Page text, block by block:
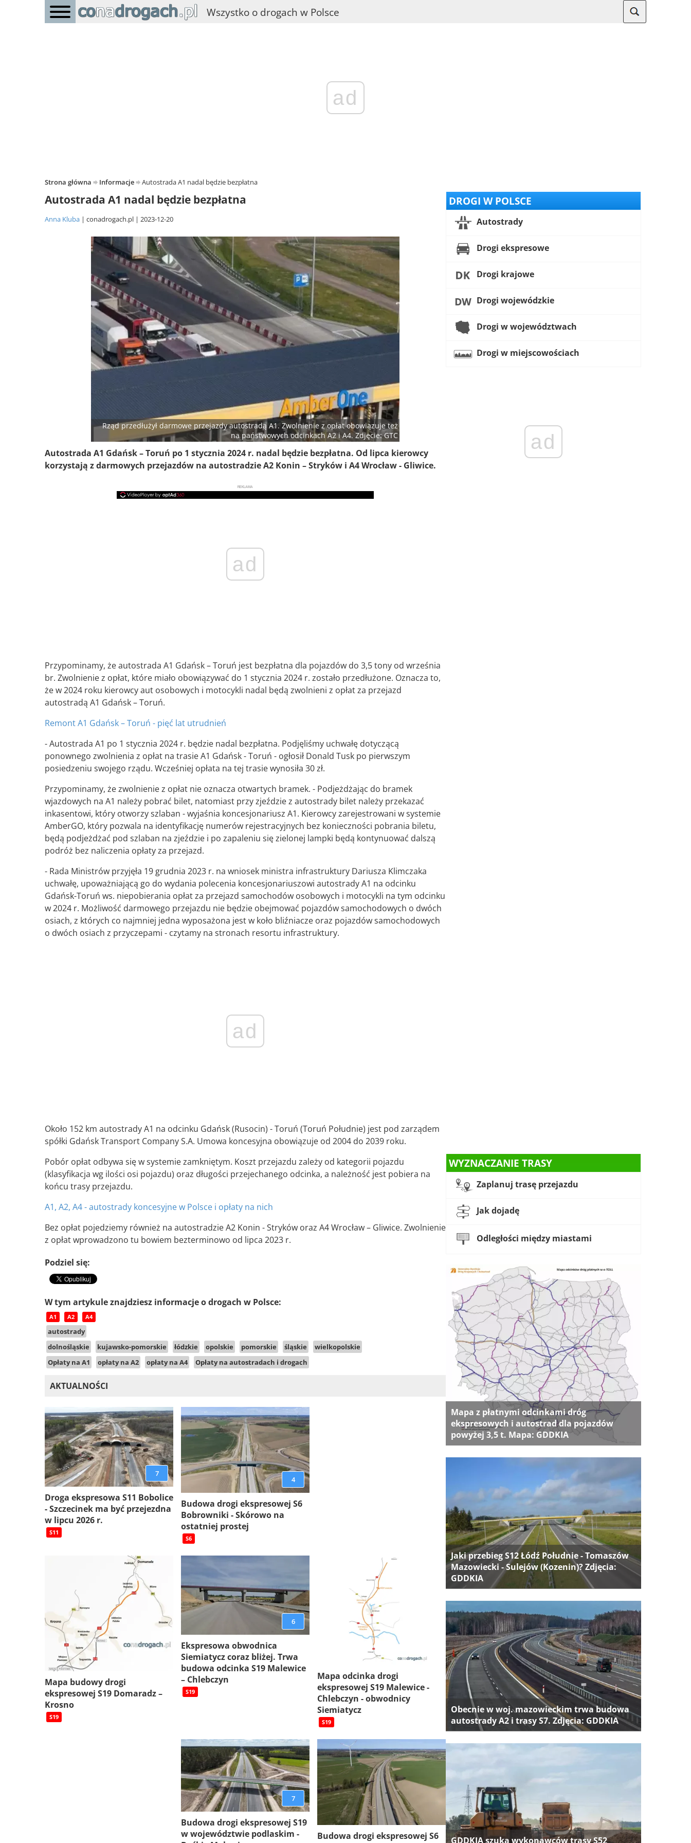
Wszystko o drogach w Polsce
ad
Strona główna Informacje Autostrada A1 nadal będzie bezpłatna
Autostrada A1 nadal będzie bezpłatna
Anna Kluba conadrogach.pl 2023-12-20
Rząd przedłużył darmowe przejazdy autostradą A1. Zwolnienie z opłat obowiązuje też
na państwowych odcinkach A2 i A4. Zdjęcie: GTC
Autostrada A1 Gdańsk – Toruń po 1 stycznia 2024 r. nadal będzie bezpłatna. Od lipca kierowcy
korzystają z darmowych przejazdów na autostradzie A2 Konin – Stryków i A4 Wrocław - Gliwice.
REKLAMA
ad
Przypominamy, że autostrada A1 Gdańsk – Toruń jest bezpłatna dla pojazdów do 3,5 tony od września
br. Zwolnienie z opłat, które miało obowiązywać do 1 stycznia 2024 r. zostało przedłużone. Oznacza to,
że w 2024 roku kierowcy aut osobowych i motocykli nadal będą zwolnieni z opłat za przejazd
autostradą A1 Gdańsk – Toruń.
Remont A1 Gdańsk – Toruń - pięć lat utrudnień
- Autostrada A1 po 1 stycznia 2024 r. będzie nadal bezpłatna. Podjęliśmy uchwałę dotyczącą
ponownego zwolnienia z opłat na trasie A1 Gdańsk - Toruń - ogłosił Donald Tusk po pierwszym
posiedzeniu swojego rządu. Wcześniej opłata na tej trasie wynosiła 30 zł.
Przypominamy, że zwolnienie z opłat nie oznacza otwartych bramek. - Podjeżdżając do bramek
wjazdowych na A1 należy pobrać bilet, natomiast przy zjeździe z autostrady bilet należy przekazać
inkasentowi, który otworzy szlaban - wyjaśnia koncesjonariusz A1. Kierowcy zarejestrowani w systemie
AmberGO, który pozwala na identyfikację numerów rejestracyjnych bez konieczności pobrania biletu,
będą podjeżdżać pod szlaban na zjeździe i po zapaleniu się zielonej lampki będą kontynuować dalszą
podróż bez naliczenia opłaty za przejazd.
- Rada Ministrów przyjęła 19 grudnia 2023 r. na wniosek ministra infrastruktury Dariusza Klimczaka
uchwałę, upoważniającą go do wydania polecenia koncesjonariuszowi autostrady A1 na odcinku
Gdańsk-Toruń ws. niepobierania opłat za przejazd samochodów osobowych i motocykli na tym odcinku
w 2024 r. Możliwość darmowego przejazdu nie będzie obejmować pojazdów samochodowych o dwóch
osiach, z których co najmniej jedna wyposażona jest w koło bliźniacze oraz pojazdów samochodowych
o dwóch osiach z przyczepami - czytamy na stronach resortu infrastruktury.
ad
Około 152 km autostrady A1 na odcinku Gdańsk (Rusocin) - Toruń (Toruń Południe) jest pod zarządem
spółki Gdańsk Transport Company S.A. Umowa koncesyjna obowiązuje od 2004 do 2039 roku.
Pobór opłat odbywa się w systemie zamkniętym. Koszt przejazdu zależy od kategorii pojazdu
(klasyfikacja wg ilości osi pojazdu) oraz długości przejechanego odcinka, a należność jest pobiera na
końcu trasy przejazdu.
A1, A2, A4 - autostrady koncesyjne w Polsce i opłaty na nich
Bez opłat pojedziemy również na autostradzie A2 Konin - Stryków oraz A4 Wrocław – Gliwice. Zwolnienie
z opłat wprowadzono tu bowiem bezterminowo od lipca 2023 r.
Podziel się:
W tym artykule znajdziesz informacje o drogach w Polsce:
A1 A2 A4
autostrady
dolnośląskie
kujawsko-pomorskie łódzkie opolskie pomorskie śląskie
wielkopolskie
Opłaty na A1
opłaty na A2 opłaty na A4 Opłaty na autostradach i drogach
AKTUALNOŚCI
7
Droga ekspresowa S11 Bobolice
- Szczecinek ma być przejezdna
w lipcu 2026 r.
S11
4
Budowa drogi ekspresowej S6
Bobrowniki - Skórowo na
ostatniej prostej
S6
Mapa budowy drogi
ekspresowej S19 Domaradz –
Krosno
S19
6
Ekspresowa obwodnica
Siemiatycz coraz bliżej. Trwa
budowa odcinka S19 Malewice
– Chlebczyn
S19
Mapa odcinka drogi
ekspresowej S19 Malewice -
Chlebczyn - obwodnicy
Siemiatycz
S19
7
Budowa drogi ekspresowej S19
w województwie podlaskim -
Budowa drogi ekspresowej S6
DROGI W POLSCE
Autostrady
Drogi ekspresowe
Drogi krajowe
Drogi wojewódzkie
Drogi w województwach
Drogi w miejscowościach
ad
WYZNACZANIE TRASY
Zaplanuj trasę przejazdu
Jak dojadę
Odległości między miastami
Mapa z płatnymi odcinkami dróg
ekspresowych i autostrad dla pojazdów
powyżej 3,5 t. Mapa: GDDKIA
Jaki przebieg S12 Łódź Południe - Tomaszów
Mazowiecki - Sulejów (Kozenin)? Zdjęcia:
GDDKIA
Obecnie w woj. mazowieckim trwa budowa
autostrady A2 i trasy S7. Zdjęcia: GDDKIA
GDDKIA szuka wykonawców trasy S52